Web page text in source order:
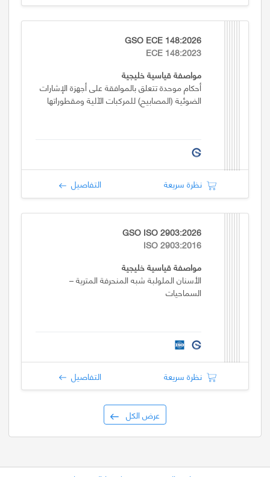
GSO ECE 148:2026
ECE 148:2023
مواصفة قياسية خليجية
أحكام موحدة تتعلق بالموافقة على أجهزة الإشارات
الضوئية (المصابيح) للمركبات الآلية ومقطوراتها
نظرة سريعة التفاصيل
GSO ISO 2903:2026
ISO 2903:2016
مواصفة قياسية خليجية
الأسنان الملولبة شبه المنحرفة المترية –
السماحيات
نظرة سريعة التفاصيل
عرض الكل